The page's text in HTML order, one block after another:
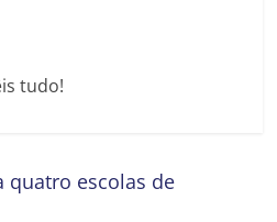
tudo!
quatro escolas de